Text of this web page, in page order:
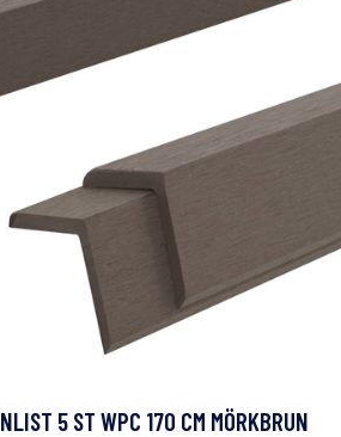
5 ST WPC 170 CM MÖRKBRUN